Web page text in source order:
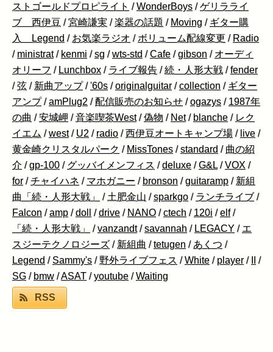
ストゴールドプロピライト /WonderBoys /ゲリラライ
ブ 西伊豆 /宮崎謙実 /楽器の話題 / Moving / ギター購
入 Legend / お気楽ラジオ / ボリューム配線変更 / Radio
/ ministrat / kenmi /sg /wts-std /Cafe /gibson / オーディ
オリーフ / Lunchbox / ライブ報告 /続・人形大戦 /fender
/弦 / 新曲アップ /'60s /originalguitar /collection / ギター
アンプ /amPlug2 /配信販売のお知らせ /ogazys / 1987年
の曲 /安城岬 /音楽喫茶West /偽物 / Net / blanche / レク
イエム /west / U2 / radio /西伊豆オートキャンプ場 / live /
黄金崎クリスタルパーク / MissTones /standard / 曲の紹
介 /gp-100 / グッバイメンフィス /deluxe /G&L /VOX /
for /チャイハネ / マホガニー / bronson /guitaramp / 新組
曲「続・人形大戦」
/ 土肥金山 /sparkgo / ランチライブ /
Falcon /amp /doll /drive / NANO /ctech / 120i /elf /
「続・人形大戦」
/vanzandt /savannah / LEGACY / エ
スジーテクノロジーズ / 新組曲 /tetugen / あくつ /
Legend /Sammy's / 野外ライブフェス /White / player /
/
SG / bmw /ASAT /youtube /Waiting
RSS